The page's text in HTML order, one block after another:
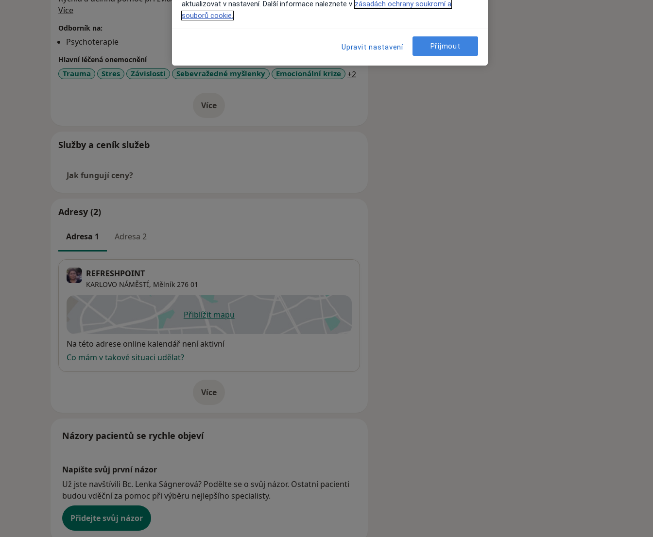
Více
Odborník na:
Psychoterapie
Hlavní léčená onemocnění
Trauma Stres Závislosti Sebevražedné myšlenky Emocionální krize +2
Víceo zkušenostech
Služby a ceník služeb
Jak fungují ceny?
Adresy (2)
Adresa 1 Adresa 2
REFRESHPOINT
KARLOVO NÁMĚSTÍ, Mělník 276 01
Přiblížit mapuse otevře v nové záložce
Dostupnost
Na této adrese online kalendář není aktivní
Co mám v takové situaci udělat?
Víceo adrese
Názory pacientů se rychle objeví
Napište svůj první názor
Už jste navštívili Bc. Lenka Ságnerová? Podělte se o svůj názor. Ostatní pacienti
budou vděční za pomoc při výběru nejlepšího specialisty.
Přidejte svůj názor
aktualizovat v nastavení. Další informace naleznete v zásadách ochrany soukromí a
souborů cookie.
Upravit nastavení Přijmout